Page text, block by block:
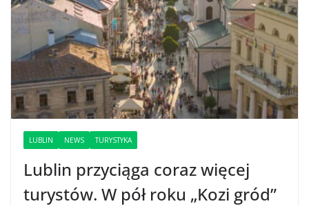
LUBLIN NEWS TURYSTYKA
Lublin przyciąga coraz więcej
turystów. W pół roku „Kozi gród”